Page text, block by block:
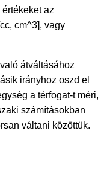
az
cm^3], vagy
átváltásához
irányhoz oszd el
a térfogat-t méri,
számításokban
váltani közöttük.